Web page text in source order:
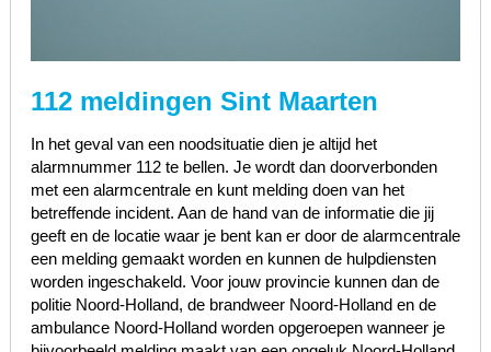
112 meldingen Sint Maarten
In het geval van een noodsituatie dien je altijd het
alarmnummer 112 te bellen. Je wordt dan doorverbonden
met een alarmcentrale en kunt melding doen van het
betreffende incident. Aan de hand van de informatie die jij
geeft en de locatie waar je bent kan er door de alarmcentrale
een melding gemaakt worden en kunnen de hulpdiensten
worden ingeschakeld. Voor jouw provincie kunnen dan de
politie Noord-Holland, de brandweer Noord-Holland en de
ambulance Noord-Holland worden opgeroepen wanneer je